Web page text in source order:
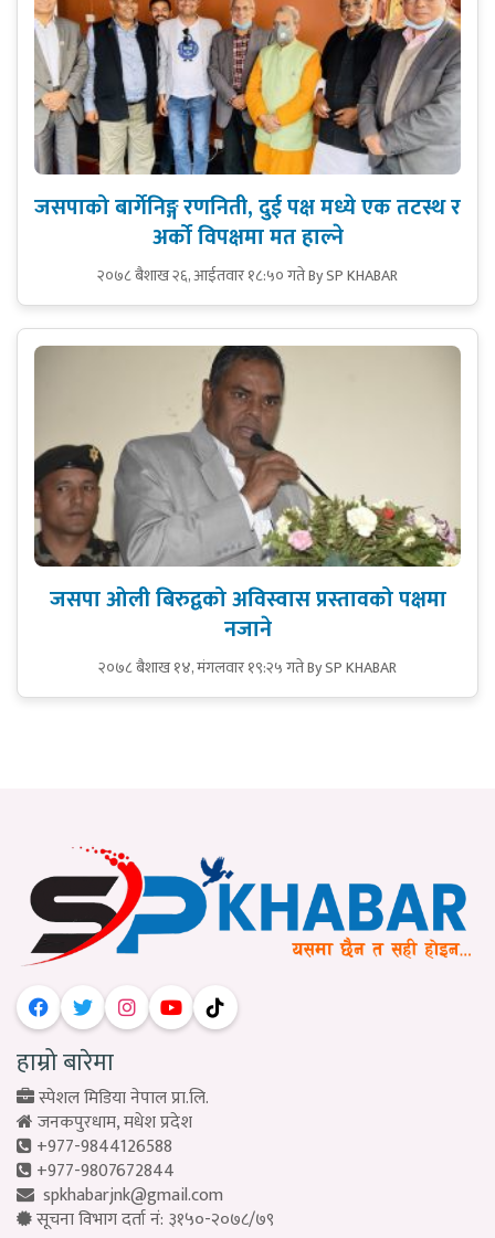
जसपाको बार्गेनिङ्ग रणनिती, दुई पक्ष मध्ये एक तटस्थ र
अर्को विपक्षमा मत हाल्ने
२०७८ बैशाख २६, आईतवार १८:५० गतेBy SP KHABAR
जसपा ओली बिरुद्वको अविस्वास प्रस्तावको पक्षमा
नजाने
२०७८ बैशाख १४, मंगलवार १९:२५ गतेBy SP KHABAR
हाम्रो बारेमा
स्पेशल मिडिया नेपाल प्रा.लि.
जनकपुरधाम, मधेश प्रदेश
+977-9844126588
+977-9807672844
spkhabarjnk@gmail.com
सूचना विभाग दर्ता नं: ३१५०-२०७८/७९